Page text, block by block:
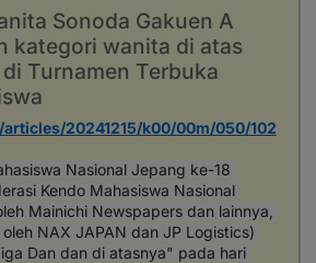
Sonoda Gakuen A
kategori wanita di atas
Turnamen Terbuka
20241215/k00/00m/050/102
Nasional Jepang ke-18
Kendo Mahasiswa Nasional
Mainichi Newspapers dan lainnya,
NAX JAPAN dan JP Logistics)
Dan dan di atasnya" pada hari